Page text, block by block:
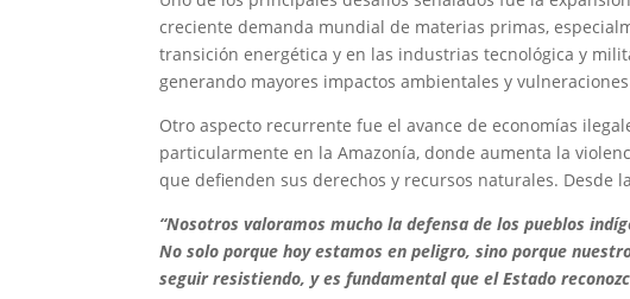
creciente demanda mundial de materias primas,
transición energética y en las industrias tecnológica y
generando mayores impactos ambientales y
Otro aspecto recurrente fue el avance de economías
particularmente en la Amazonía, donde aumenta la
que defienden sus derechos y recursos naturales. Desde
“Nosotros valoramos mucho la defensa de los pueblos
No solo porque hoy estamos en peligro, sino porque
seguir resistiendo, y es fundamental que el Estado